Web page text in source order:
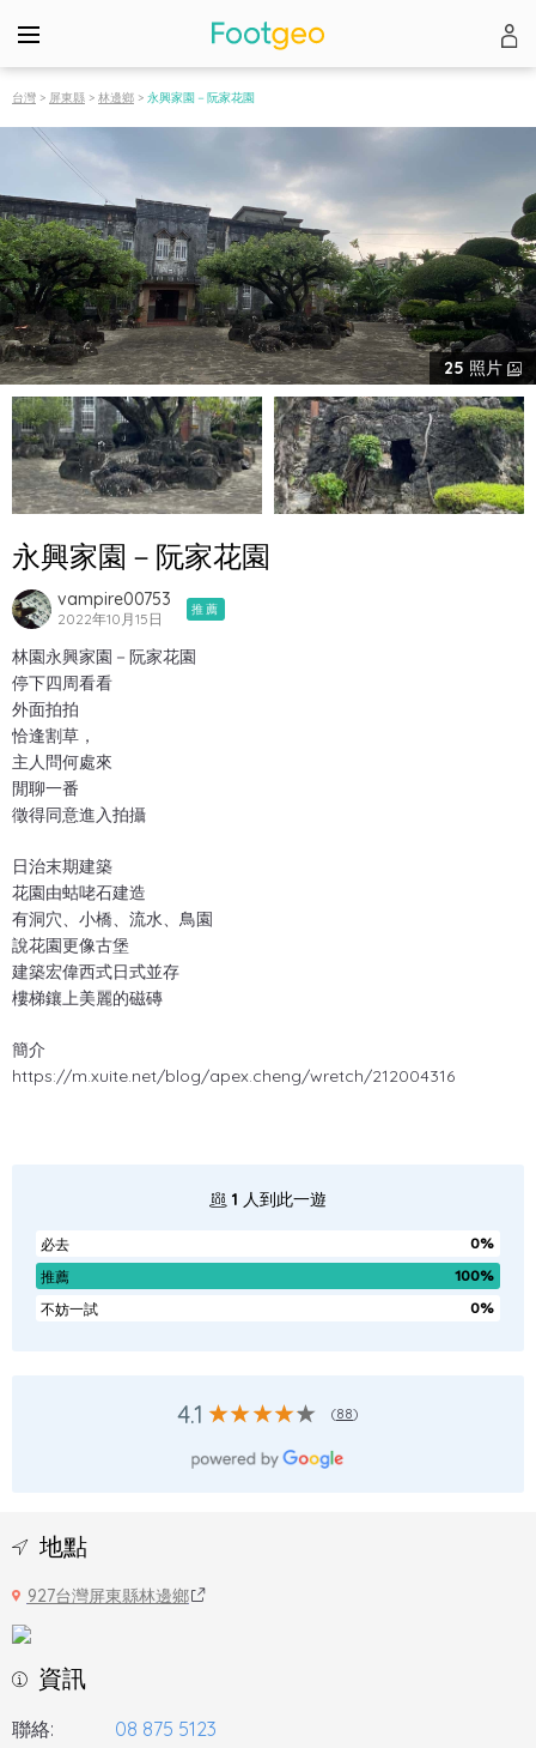
台灣 > 屏東縣 > 林邊鄉 > 永興家園－阮家花園
25 照片
永興家園－阮家花園
vampire00753
2022年10月15日
推薦
林園永興家園－阮家花園
停下四周看看
外面拍拍
恰逢割草，
主人問何處來
閒聊一番
徵得同意進入拍攝
日治末期建築
花園由蛄咾石建造
有洞穴、小橋、流水、鳥園
說花園更像古堡
建築宏偉西式日式並存
樓梯鑲上美麗的磁磚
簡介
https://m.xuite.net/blog/apex.cheng/wretch/212004316
1 人到此一遊
必去
0%
推薦
100%
不妨一試
0%
4.1 (88)
地點
927台灣屏東縣林邊鄉
資訊
聯絡: 08 875 5123